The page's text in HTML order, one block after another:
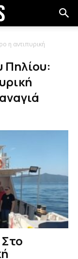
η αντιπυρική
Πηλίου: